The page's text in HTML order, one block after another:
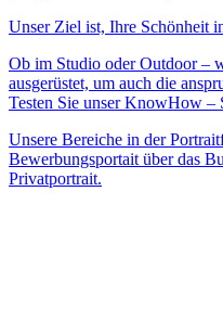
Unser Ziel ist, Ihre Schönheit
Ob im Studio oder Outdoor –
ausgerüstet, um auch die
Testen Sie unser KnowHow –
Unsere Bereiche in der
Bewerbungsportait über das
Privatportrait.